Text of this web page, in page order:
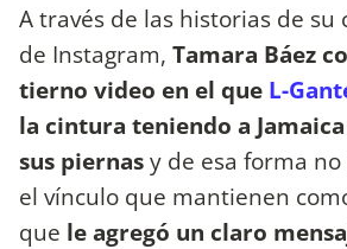
A través de las historias de su
de Instagram, Tamara Báez
tierno video en el que L-
la cintura teniendo a
sus piernasy de esa forma
el vínculo que mantienen
que le agregó un claro